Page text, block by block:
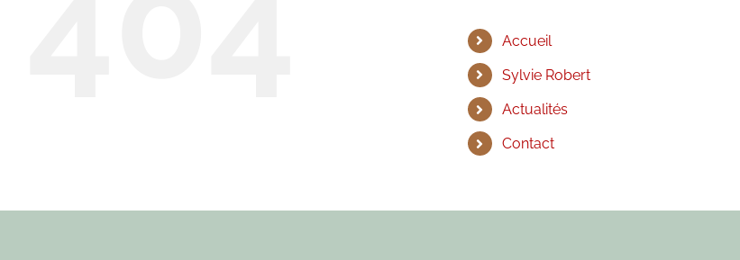
Accueil
Sylvie Robert
Actualités
Contact